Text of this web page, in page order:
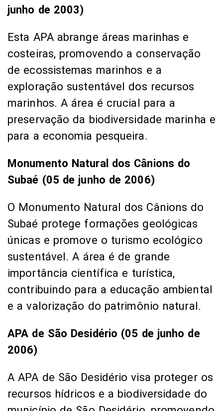
junho de 2003)
Esta APA abrange áreas marinhas e
costeiras, promovendo a conservação
de ecossistemas marinhos e a
exploração sustentável dos recursos
marinhos. A área é crucial para a
preservação da biodiversidade marinha e
para a economia pesqueira.
Monumento Natural dos Cânions do
Subaé (05 de junho de 2006)
O Monumento Natural dos Cânions do
Subaé protege formações geológicas
únicas e promove o turismo ecológico
sustentável. A área é de grande
importância científica e turística,
contribuindo para a educação ambiental
e a valorização do patrimônio natural.
APA de São Desidério (05 de junho de
2006)
A APA de São Desidério visa proteger os
recursos hídricos e a biodiversidade do